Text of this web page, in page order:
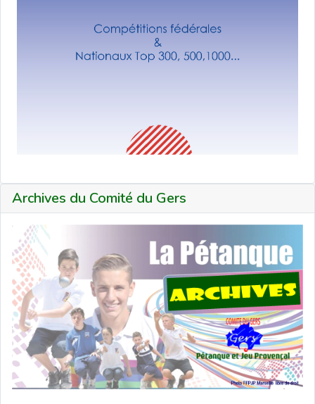
Archives du Comité du Gers